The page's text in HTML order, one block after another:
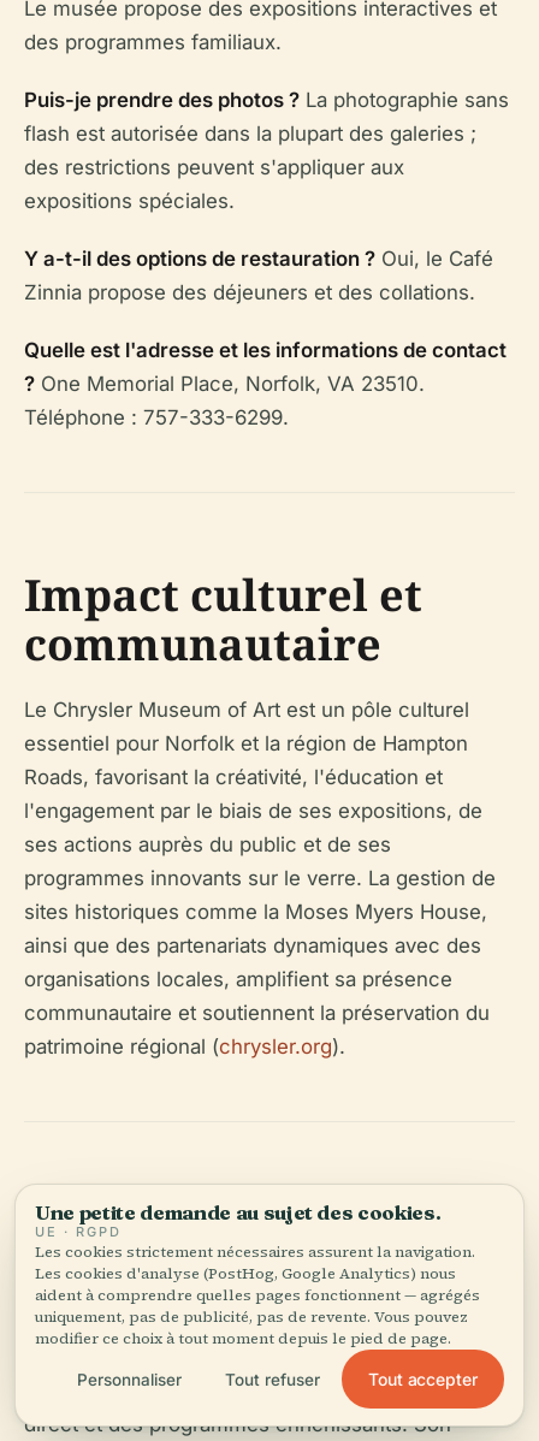
Le musée propose des expositions interactives et
des programmes familiaux.
Puis-je prendre des photos ? La photographie sans
flash est autorisée dans la plupart des galeries ;
des restrictions peuvent s'appliquer aux
expositions spéciales.
Y a-t-il des options de restauration ? Oui, le Café
Zinnia propose des déjeuners et des collations.
Quelle est l'adresse et les informations de contact
? One Memorial Place, Norfolk, VA 23510.
Téléphone : 757-333-6299.
Impact culturel et
communautaire
Le Chrysler Museum of Art est un pôle culturel
essentiel pour Norfolk et la région de Hampton
Roads, favorisant la créativité, l'éducation et
l'engagement par le biais de ses expositions, de
ses actions auprès du public et de ses
programmes innovants sur le verre. La gestion de
sites historiques comme la Moses Myers House,
ainsi que des partenariats dynamiques avec des
organisations locales, amplifient sa présence
communautaire et soutiennent la préservation du
patrimoine régional (chrysler.org).
Pour Aller Plus Loin
Le Chrysler Museum of Art est un phare pour les
amateurs d'art et les explorateurs culturels, offrant
un accès gratuit et accueillant à des collections de
classe mondiale, des démonstrations de verre en
direct et des programmes enrichissants. Son
Une petite demande au sujet des cookies.
UE · RGPD
Les cookies strictement nécessaires assurent la navigation.
Les cookies d'analyse (PostHog, Google Analytics) nous
aident à comprendre quelles pages fonctionnent — agrégés
uniquement, pas de publicité, pas de revente. Vous pouvez
modifier ce choix à tout moment depuis le pied de page.
Personnaliser Tout refuser Tout accepter